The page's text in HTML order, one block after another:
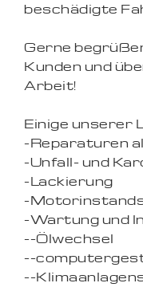
beschädigte
Gerne
Kunden und
Arbeit!
Einige unserer
-Reparaturen
-Unfall- und
-Lackierung
-
-Wartung und
--Ölwechsel
--
--